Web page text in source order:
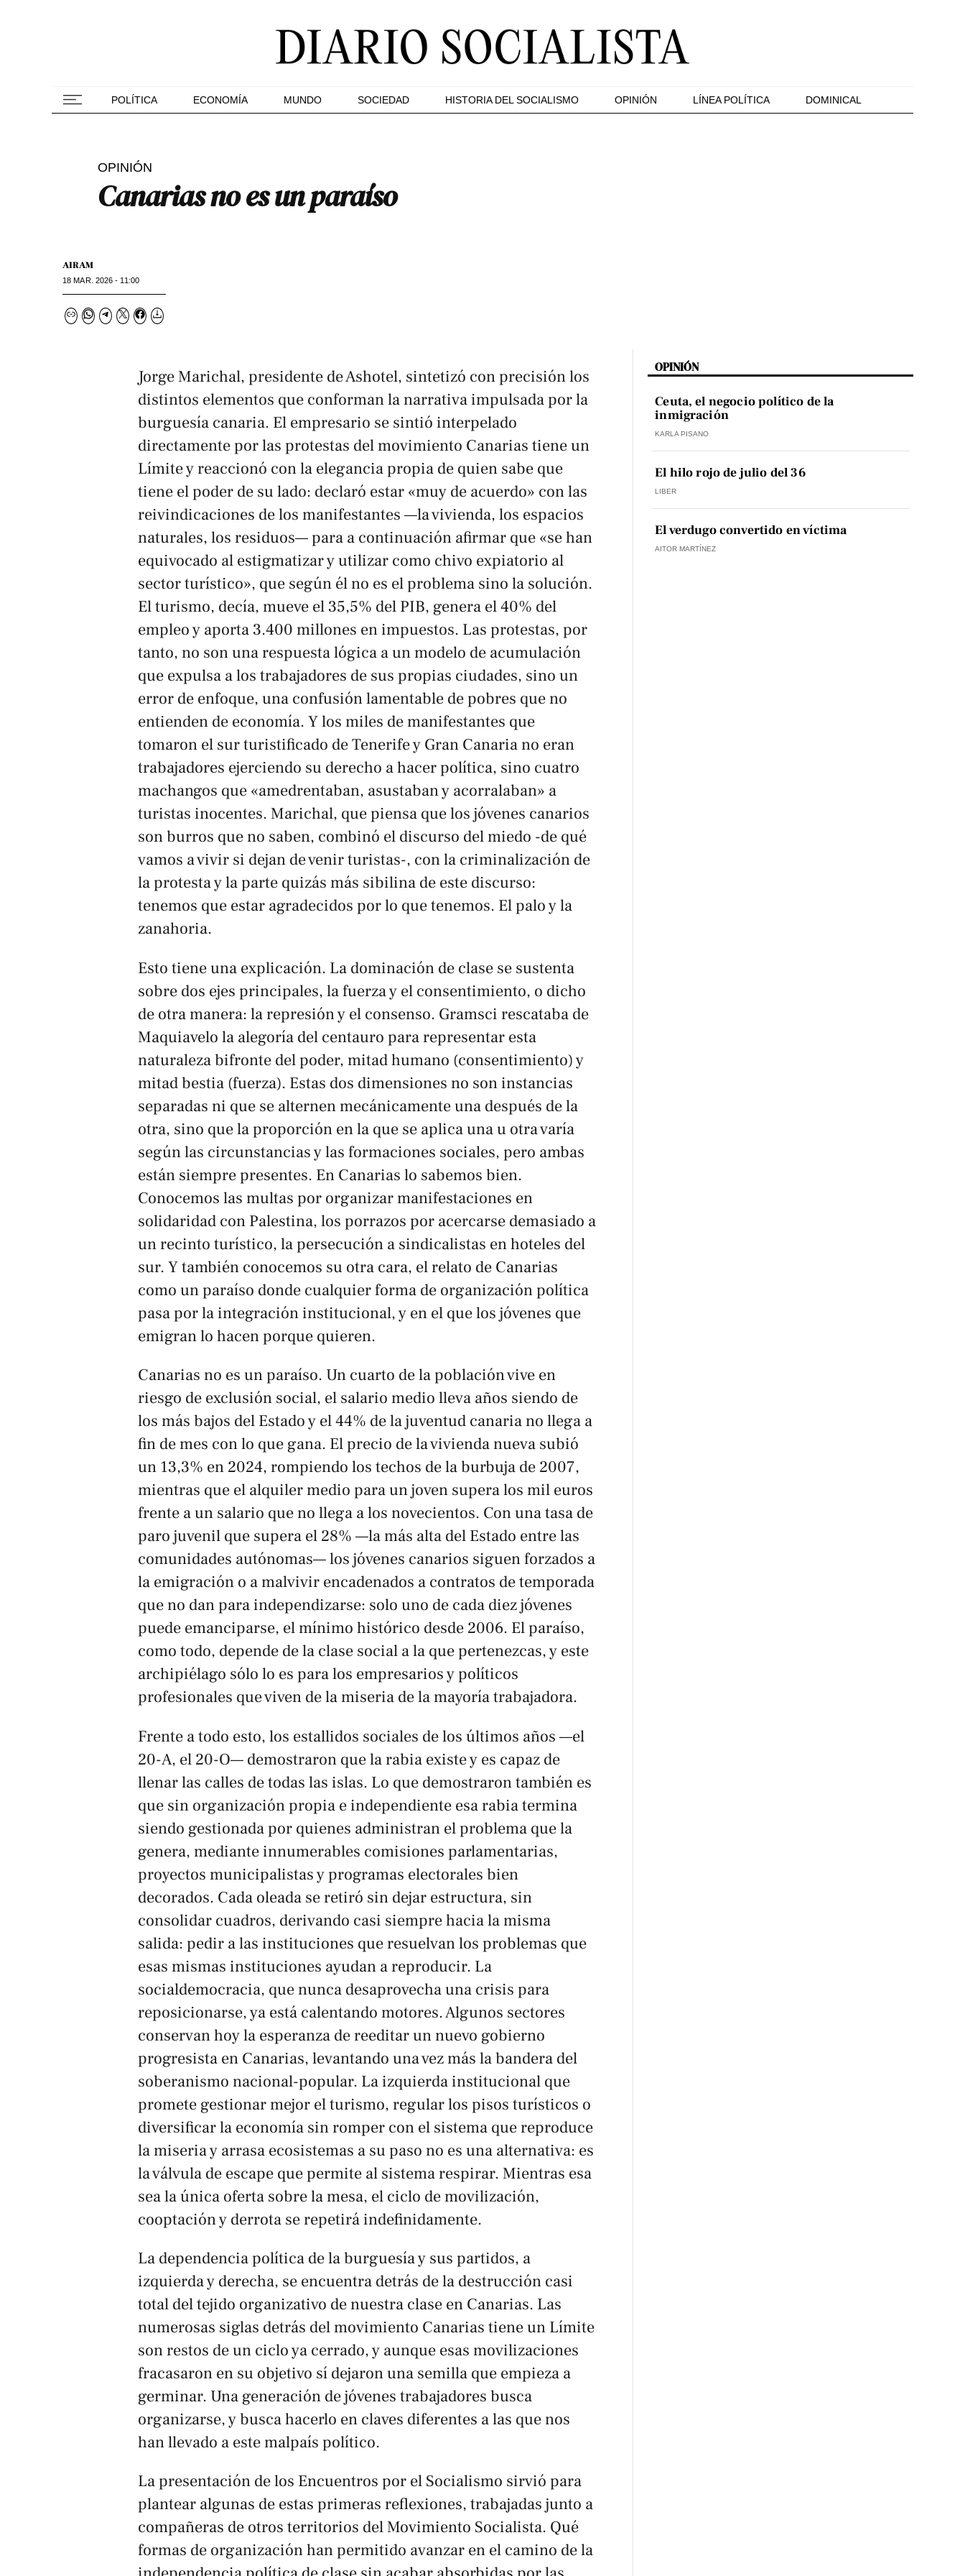
POLÍTICA ECONOMÍA MUNDO SOCIEDAD HISTORIA DEL SOCIALISMO OPINIÓN LÍNEA POLÍTICA DOMINICAL
OPINIÓN
Canarias no es un paraíso
AIRAM
18 MAR. 2026 - 11:00
Jorge Marichal, presidente de Ashotel, sintetizó con precisión los
distintos elementos que conforman la narrativa impulsada por la
burguesía canaria. El empresario se sintió interpelado
directamente por las protestas del movimiento Canarias tiene un
Límite y reaccionó con la elegancia propia de quien sabe que
tiene el poder de su lado: declaró estar «muy de acuerdo» con las
reivindicaciones de los manifestantes —la vivienda, los espacios
naturales, los residuos— para a continuación afirmar que «se han
equivocado al estigmatizar y utilizar como chivo expiatorio al
sector turístico», que según él no es el problema sino la solución.
El turismo, decía, mueve el 35,5% del PIB, genera el 40% del
empleo y aporta 3.400 millones en impuestos. Las protestas, por
tanto, no son una respuesta lógica a un modelo de acumulación
que expulsa a los trabajadores de sus propias ciudades, sino un
error de enfoque, una confusión lamentable de pobres que no
entienden de economía. Y los miles de manifestantes que
tomaron el sur turistificado de Tenerife y Gran Canaria no eran
trabajadores ejerciendo su derecho a hacer política, sino cuatro
machangos que «amedrentaban, asustaban y acorralaban» a
turistas inocentes. Marichal, que piensa que los jóvenes canarios
son burros que no saben, combinó el discurso del miedo -de qué
vamos a vivir si dejan de venir turistas-, con la criminalización de
la protesta y la parte quizás más sibilina de este discurso:
tenemos que estar agradecidos por lo que tenemos. El palo y la
zanahoria.
Esto tiene una explicación. La dominación de clase se sustenta
sobre dos ejes principales, la fuerza y el consentimiento, o dicho
de otra manera: la represión y el consenso. Gramsci rescataba de
Maquiavelo la alegoría del centauro para representar esta
naturaleza bifronte del poder, mitad humano (consentimiento) y
mitad bestia (fuerza). Estas dos dimensiones no son instancias
separadas ni que se alternen mecánicamente una después de la
otra, sino que la proporción en la que se aplica una u otra varía
según las circunstancias y las formaciones sociales, pero ambas
están siempre presentes. En Canarias lo sabemos bien.
Conocemos las multas por organizar manifestaciones en
solidaridad con Palestina, los porrazos por acercarse demasiado a
un recinto turístico, la persecución a sindicalistas en hoteles del
sur. Y también conocemos su otra cara, el relato de Canarias
como un paraíso donde cualquier forma de organización política
pasa por la integración institucional, y en el que los jóvenes que
emigran lo hacen porque quieren.
Canarias no es un paraíso. Un cuarto de la población vive en
riesgo de exclusión social, el salario medio lleva años siendo de
los más bajos del Estado y el 44% de la juventud canaria no llega a
fin de mes con lo que gana. El precio de la vivienda nueva subió
un 13,3% en 2024, rompiendo los techos de la burbuja de 2007,
mientras que el alquiler medio para un joven supera los mil euros
frente a un salario que no llega a los novecientos. Con una tasa de
paro juvenil que supera el 28% —la más alta del Estado entre las
comunidades autónomas— los jóvenes canarios siguen forzados a
la emigración o a malvivir encadenados a contratos de temporada
que no dan para independizarse: solo uno de cada diez jóvenes
puede emanciparse, el mínimo histórico desde 2006. El paraíso,
como todo, depende de la clase social a la que pertenezcas, y este
archipiélago sólo lo es para los empresarios y políticos
profesionales que viven de la miseria de la mayoría trabajadora.
Frente a todo esto, los estallidos sociales de los últimos años —el
20-A, el 20-O— demostraron que la rabia existe y es capaz de
llenar las calles de todas las islas. Lo que demostraron también es
que sin organización propia e independiente esa rabia termina
siendo gestionada por quienes administran el problema que la
genera, mediante innumerables comisiones parlamentarias,
proyectos municipalistas y programas electorales bien
decorados. Cada oleada se retiró sin dejar estructura, sin
consolidar cuadros, derivando casi siempre hacia la misma
salida: pedir a las instituciones que resuelvan los problemas que
esas mismas instituciones ayudan a reproducir. La
socialdemocracia, que nunca desaprovecha una crisis para
reposicionarse, ya está calentando motores. Algunos sectores
conservan hoy la esperanza de reeditar un nuevo gobierno
progresista en Canarias, levantando una vez más la bandera del
soberanismo nacional-popular. La izquierda institucional que
promete gestionar mejor el turismo, regular los pisos turísticos o
diversificar la economía sin romper con el sistema que reproduce
la miseria y arrasa ecosistemas a su paso no es una alternativa: es
la válvula de escape que permite al sistema respirar. Mientras esa
sea la única oferta sobre la mesa, el ciclo de movilización,
cooptación y derrota se repetirá indefinidamente.
La dependencia política de la burguesía y sus partidos, a
izquierda y derecha, se encuentra detrás de la destrucción casi
total del tejido organizativo de nuestra clase en Canarias. Las
numerosas siglas detrás del movimiento Canarias tiene un Límite
son restos de un ciclo ya cerrado, y aunque esas movilizaciones
fracasaron en su objetivo sí dejaron una semilla que empieza a
germinar. Una generación de jóvenes trabajadores busca
organizarse, y busca hacerlo en claves diferentes a las que nos
han llevado a este malpaís político.
La presentación de los Encuentros por el Socialismo sirvió para
plantear algunas de estas primeras reflexiones, trabajadas junto a
compañeras de otros territorios del Movimiento Socialista. Qué
formas de organización han permitido avanzar en el camino de la
OPINIÓN
Ceuta, el negocio político de la
inmigración
KARLA PISANO
El hilo rojo de julio del 36
LIBER
El verdugo convertido en víctima
AITOR MARTÍNEZ